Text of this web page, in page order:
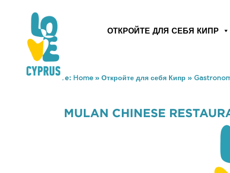
ОТКРОЙТЕ ДЛЯ СЕБЯ КИПР
You are here: Home» Откройте для себя Кипр »
MULAN CHINESE